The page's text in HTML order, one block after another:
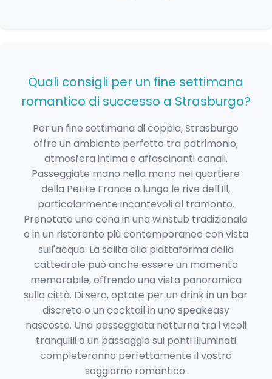
Quali consigli per un fine settimana
romantico di successo a Strasburgo?
Per un fine settimana di coppia, Strasburgo
offre un ambiente perfetto tra patrimonio,
atmosfera intima e affascinanti canali.
Passeggiate mano nella mano nel quartiere
della Petite France o lungo le rive dell'Ill,
particolarmente incantevoli al tramonto.
Prenotate una cena in una winstub tradizionale
o in un ristorante più contemporaneo con vista
sull'acqua. La salita alla piattaforma della
cattedrale può anche essere un momento
memorabile, offrendo una vista panoramica
sulla città. Di sera, optate per un drink in un bar
discreto o un cocktail in uno speakeasy
nascosto. Una passeggiata notturna tra i vicoli
tranquilli o un passaggio sui ponti illuminati
completeranno perfettamente il vostro
soggiorno romantico.